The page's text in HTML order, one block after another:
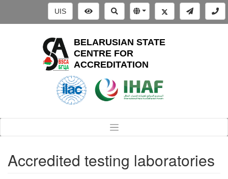
UIS
BELARUSIAN STATE
CENTRE FOR
ACCREDITATION
Accredited testing laboratories